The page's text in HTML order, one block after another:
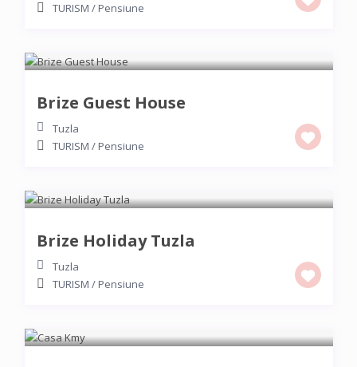
TURISM / Pensiune
Brize Guest House
Tuzla
TURISM / Pensiune
Brize Holiday Tuzla
Tuzla
TURISM / Pensiune